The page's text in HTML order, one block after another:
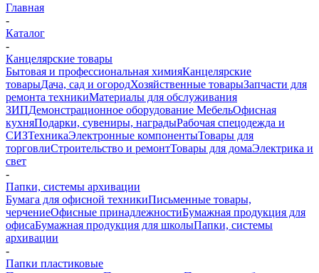
Главная
-
Каталог
-
Канцелярские товары
Бытовая и профессиональная химияКанцелярские
товарыДача, сад и огородХозяйственные товарыЗапчасти для
ремонта техникиМатериалы для обслуживания
ЗИПДемонстрационное оборудование МебельОфисная
кухняПодарки, сувениры, наградыРабочая спецодежда и
СИЗТехникаЭлектронные компонентыТовары для
торговлиСтроительство и ремонтТовары для домаЭлектрика и
свет
-
Папки, системы архивации
Бумага для офисной техникиПисьменные товары,
черчениеОфисные принадлежностиБумажная продукция для
офисаБумажная продукция для школыПапки, системы
архивации
-
Папки пластиковые